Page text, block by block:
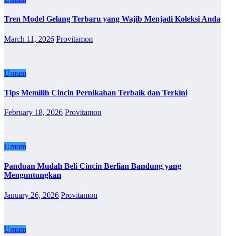
Tren Model Gelang Terbaru yang Wajib Menjadi Koleksi Anda
March 11, 2026 Provitamon
Umum
Tips Memilih Cincin Pernikahan Terbaik dan Terkini
February 18, 2026 Provitamon
Umum
Panduan Mudah Beli Cincin Berlian Bandung yang
Menguntungkan
January 26, 2026 Provitamon
Umum